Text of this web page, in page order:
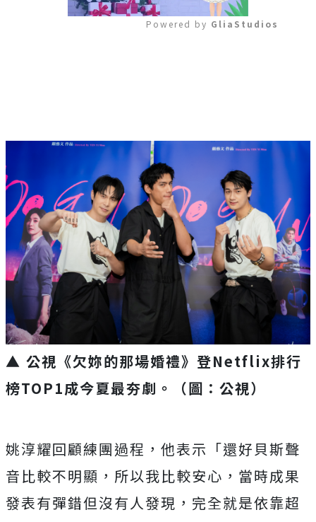
Powered by GliaStudios
▲ 公視《欠妳的那場婚禮》登Netflix排行
榜TOP1成今夏最夯劇 。（圖：公視）
姚淳耀回顧練團過程，他表示「還好貝斯聲
音比較不明顯， 所以我比較安心，當時成果
發表有彈錯但沒有人發現， 完全就是依靠超